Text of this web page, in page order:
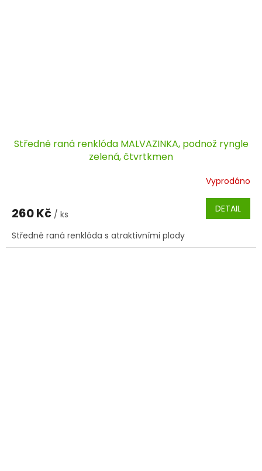
Středně raná renklóda MALVAZINKA, podnož ryngle
zelená, čtvrtkmen
Vyprodáno
260 Kč / ks DETAIL
Středně raná renklóda s atraktivními plody